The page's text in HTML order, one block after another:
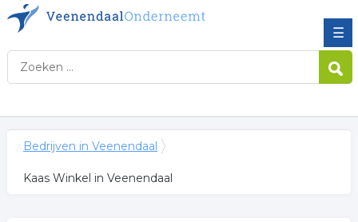
☰
Bedrijven in Veenendaal
Kaas Winkel in Veenendaal